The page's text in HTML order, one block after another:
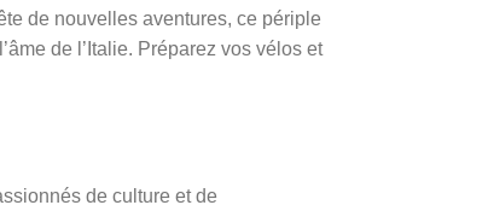
de nouvelles aventures, ce périple
de l’Italie. Préparez vos vélos et
de culture et de